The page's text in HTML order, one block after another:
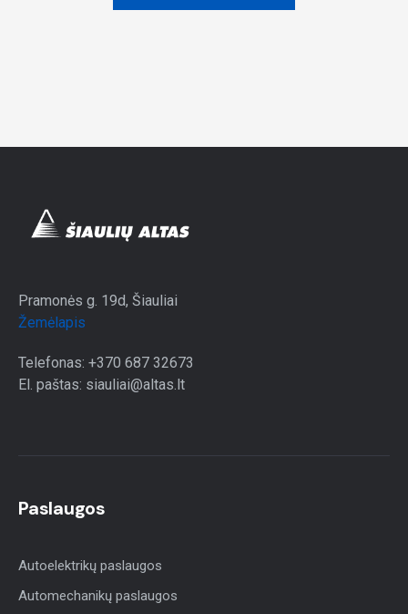
Pramonės g. 19d, Šiauliai
Žemėlapis
Telefonas: +370 687 32673
El. paštas: siauliai@altas.lt
Paslaugos
Autoelektrikų paslaugos
Automechanikų paslaugos